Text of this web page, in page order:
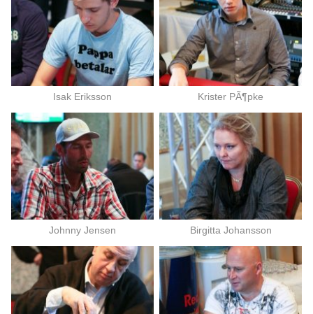
Isak Eriksson Krister PÃ¶pke
Johnny Jensen Birgitta Johansson